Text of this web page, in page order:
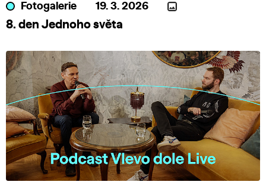
Fotogalerie 19. 3. 2026
8. den Jednoho světa